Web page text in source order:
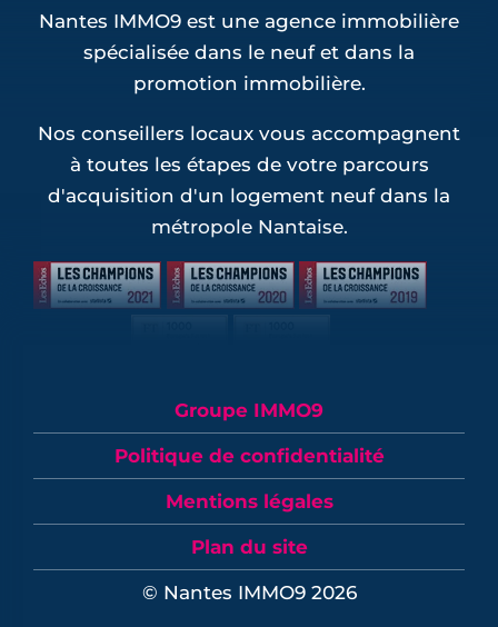
Nantes IMMO9 est une agence immobilière
spécialisée dans le neuf et dans la
promotion immobilière.
Nos conseillers locaux vous accompagnent
à toutes les étapes de votre parcours
d'acquisition d'un logement neuf dans la
métropole Nantaise.
Groupe IMMO9
Politique de confidentialité
Mentions légales
Plan du site
© Nantes IMMO9 2026